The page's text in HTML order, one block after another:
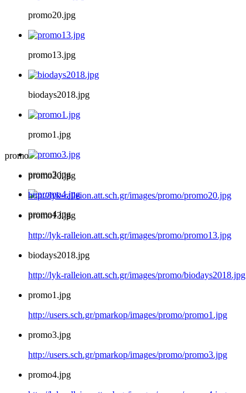
promo20.jpg
promo13.jpg
biodays2018.jpg
promo1.jpg
promo3.jpg
promo4.jpg
promo
promo20.jpg
http://lyk-ralleion.att.sch.gr/images/promo/promo20.jpg
promo13.jpg
http://lyk-ralleion.att.sch.gr/images/promo/promo13.jpg
biodays2018.jpg
http://lyk-ralleion.att.sch.gr/images/promo/biodays2018.jpg
promo1.jpg
http://users.sch.gr/pmarkop/images/promo/promo1.jpg
promo3.jpg
http://users.sch.gr/pmarkop/images/promo/promo3.jpg
promo4.jpg